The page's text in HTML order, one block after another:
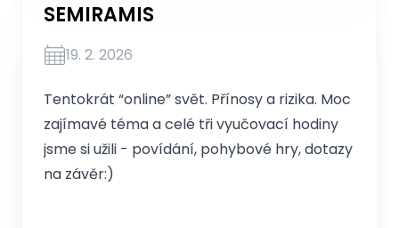
SEMIRAMIS
19. 2. 2026
Tentokrát “online” svět. Přínosy a rizika. Moc
zajímavé téma a celé tři vyučovací hodiny
jsme si užili - povídání, pohybové hry, dotazy
na závěr:)